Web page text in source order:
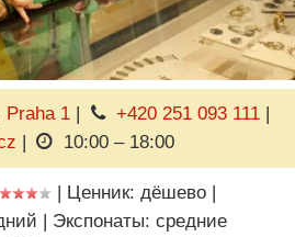
Praha 1| +420 251 093 111 |
| 10:00 – 18:00
| Ценник: дёшево |
| Экспонаты: средние